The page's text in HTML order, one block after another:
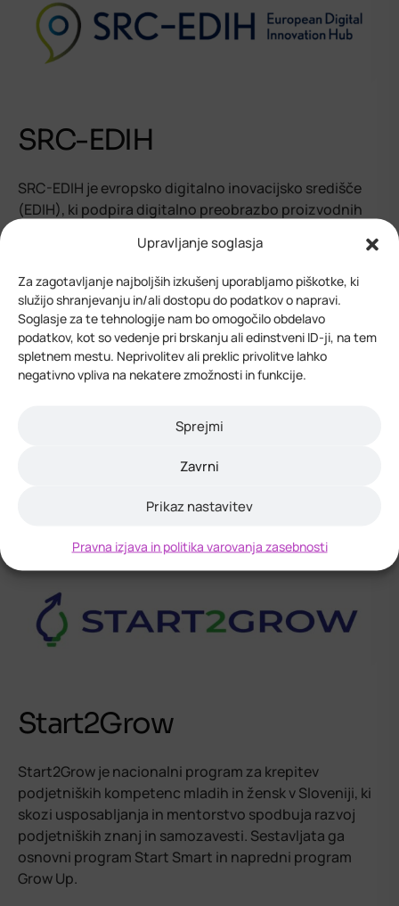
Upravljanje soglasja
Za zagotavljanje najboljših izkušenj uporabljamo piškotke, ki
služijo shranjevanju in/ali dostopu do podatkov o napravi.
Soglasje za te tehnologije nam bo omogočilo obdelavo
podatkov, kot so vedenje pri brskanju ali edinstveni ID-ji, na tem
spletnem mestu. Neprivolitev ali preklic privolitve lahko
negativno vpliva na nekatere zmožnosti in funkcije.
Sprejmi
Zavrni
Prikaz nastavitev
Pravna izjava in politika varovanja zasebnosti
SRC-EDIH
SRC-EDIH je evropsko digitalno inovacijsko središče
(EDIH), ki podpira digitalno preobrazbo proizvodnih
Sloveniji s poudarkom na petih ključnih tehnologijah:
HPC, umetna inteligenca, kibernetska varnost,
veriženje blokov in robotika.
Preberite več
Start2Grow
Start2Grow je nacionalni program za krepitev
podjetniških kompetenc mladih in žensk v Sloveniji, ki
skozi usposabljanja in mentorstvo spodbuja razvoj
podjetniških znanj in samozavesti. Sestavljata ga
osnovni program Start Smart in napredni program
Grow Up.